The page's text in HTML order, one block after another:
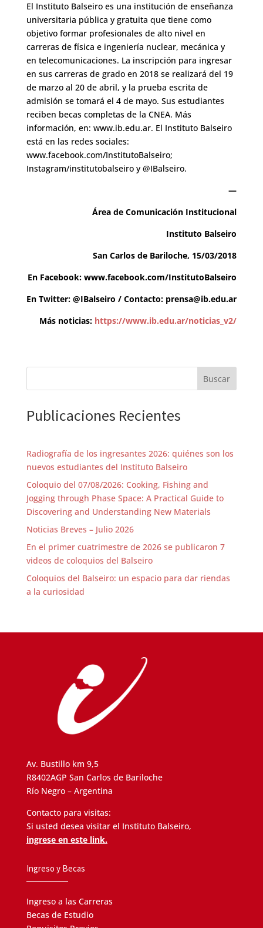
El Instituto Balseiro es una institución de enseñanza
universitaria pública y gratuita que tiene como
objetivo formar profesionales de alto nivel en
carreras de física e ingeniería nuclear, mecánica y
en telecomunicaciones. La inscripción para ingresar
en sus carreras de grado en 2018 se realizará del 19
de marzo al 20 de abril, y la prueba escrita de
admisión se tomará el 4 de mayo. Sus estudiantes
reciben becas completas de la CNEA. Más
información, en: www.ib.edu.ar. El Instituto Balseiro
está en las redes sociales:
www.facebook.com/InstitutoBalseiro;
Instagram/institutobalseiro y @IBalseiro.
—
Área de Comunicación Institucional
Instituto Balseiro
San Carlos de Bariloche, 15/03/2018
En Facebook:www.facebook.com/InstitutoBalseiro
En Twitter:@IBalseiro / Contacto: prensa@ib.edu.ar
Más noticias: https://www.ib.edu.ar/noticias_v2/
Buscar
Publicaciones Recientes
Radiografía de los ingresantes 2026: quiénes son los
nuevos estudiantes del Instituto Balseiro
Coloquio del 07/08/2026: Cooking, Fishing and
Jogging through Phase Space: A Practical Guide to
Discovering and Understanding New Materials
Noticias Breves – Julio 2026
En el primer cuatrimestre de 2026 se publicaron 7
videos de coloquios del Balseiro
Coloquios del Balseiro: un espacio para dar riendas
a la curiosidad
Av. Bustillo km 9,5
R8402AGP San Carlos de Bariloche
Río Negro – Argentina
Contacto para visitas:
Si usted desea visitar el Instituto Balseiro,
ingrese en este link.
Ingreso y Becas
Ingreso a las Carreras
Becas de Estudio